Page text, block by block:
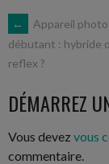
DES
ARTICLES
←
Appareil photo
débutant : hybride
reflex ?
DÉMARREZ
Vous devez vous
commentaire.